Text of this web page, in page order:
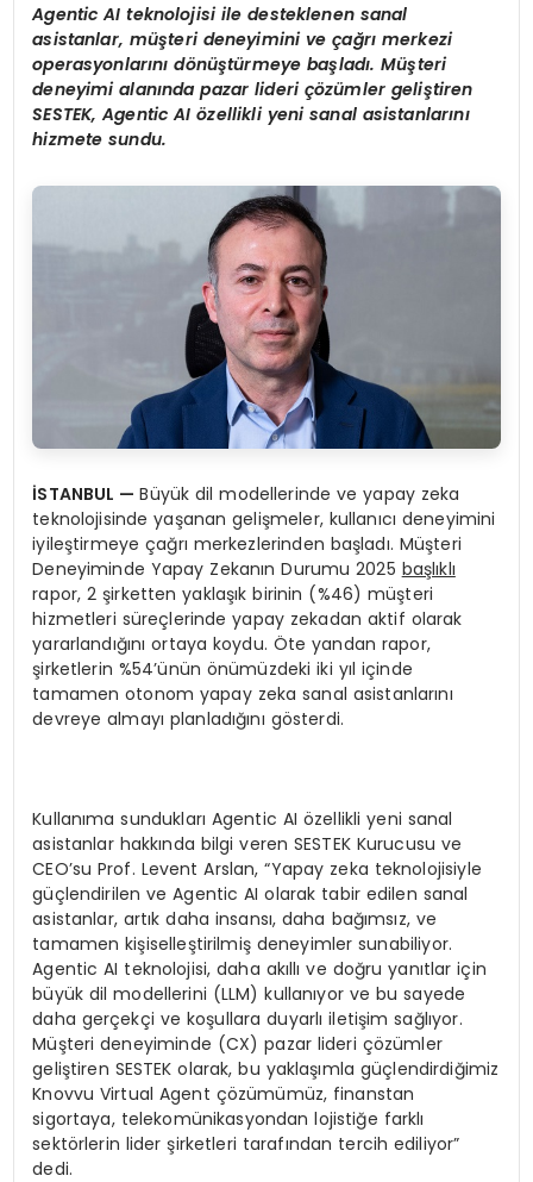
Agentic AI teknolojisi ile desteklenen sanal
asistanlar, müşteri deneyimini ve çağrı merkezi
operasyonlarını dönüştürmeye başladı. Müşteri
deneyimi alanında pazar lideri çözümler geliştiren
SESTEK, Agentic AI özellikli yeni sanal asistanlarını
hizmete sundu.
İSTANBUL —Büyük dil modellerinde ve yapay zeka
teknolojisinde yaşanan gelişmeler, kullanıcı deneyimini
iyileştirmeye çağrı merkezlerinden başladı. Müşteri
Deneyiminde Yapay Zekanın Durumu 2025 başlıklı
rapor, 2 şirketten yaklaşık birinin (%46) müşteri
hizmetleri süreçlerinde yapay zekadan aktif olarak
yararlandığını ortaya koydu. Öte yandan rapor,
şirketlerin %54’ünün önümüzdeki iki yıl içinde
tamamen otonom yapay zeka sanal asistanlarını
devreye almayı planladığını gösterdi.
Kullanıma sundukları Agentic AI özellikli yeni sanal
asistanlar hakkında bilgi veren SESTEK Kurucusu ve
CEO’su Prof. Levent Arslan, “Yapay zeka teknolojisiyle
güçlendirilen ve Agentic AI olarak tabir edilen sanal
asistanlar, artık daha insansı, daha bağımsız, ve
tamamen kişiselleştirilmiş deneyimler sunabiliyor.
Agentic AI teknolojisi, daha akıllı ve doğru yanıtlar için
büyük dil modellerini (LLM) kullanıyor ve bu sayede
daha gerçekçi ve koşullara duyarlı iletişim sağlıyor.
Müşteri deneyiminde (CX) pazar lideri çözümler
geliştiren SESTEK olarak, bu yaklaşımla güçlendirdiğimiz
Knovvu Virtual Agent çözümümüz, finanstan
sigortaya, telekomünikasyondan lojistiğe farklı
sektörlerin lider şirketleri tarafından tercih ediliyor”
dedi.